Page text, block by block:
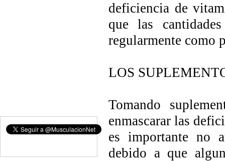
deficiencia de
que las
regularmente como
LOS
Tomando
enmascarar las
es importante no
debido a que